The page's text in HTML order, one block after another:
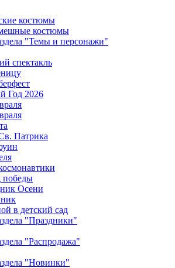
костюмы
костюмы
"Темы и персонажи"
спектакль
Год 2026
Патрика
победы
Осени
в детский сад
"Праздники"
"Распродажа"
"Новинки"